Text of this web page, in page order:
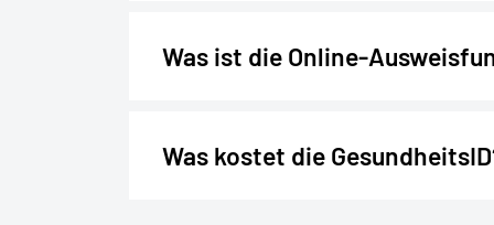
Elektronische Patientenakte
Was ist die Online-
Was kostet die